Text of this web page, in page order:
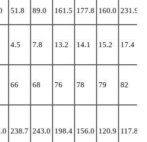
51.8 89.0 161.5 177.8 160.0 231.9
4.5 7.8 13.2 14.1 15.2 17.4
66 68 76 78 79 82
238.7 243.0 198.4 156.0 120.9 117.8